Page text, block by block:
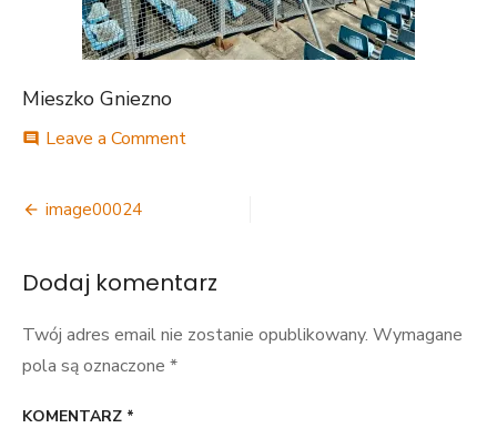
Mieszko Gniezno
comment Leave a Commenton
Nawigacja
image00024
Dodaj komentarz
Twój adres email nie zostanie opublikowany. Wymagane
pola są oznaczone *
KOMENTARZ *